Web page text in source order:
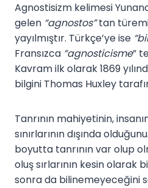
Agnostisizm kelimesi
gelen “agnostos”tan
yayılmıştır. Türkçe’ye ise
Fransızca “agnosticisme”
Kavram ilk olarak 1869
bilgini Thomas Huxley
Tanrının mahiyetinin,
sınırlarının dışında
boyutta tanrının var olup
oluş sırlarının kesin olarak
sonra da bilinemeyeceğini